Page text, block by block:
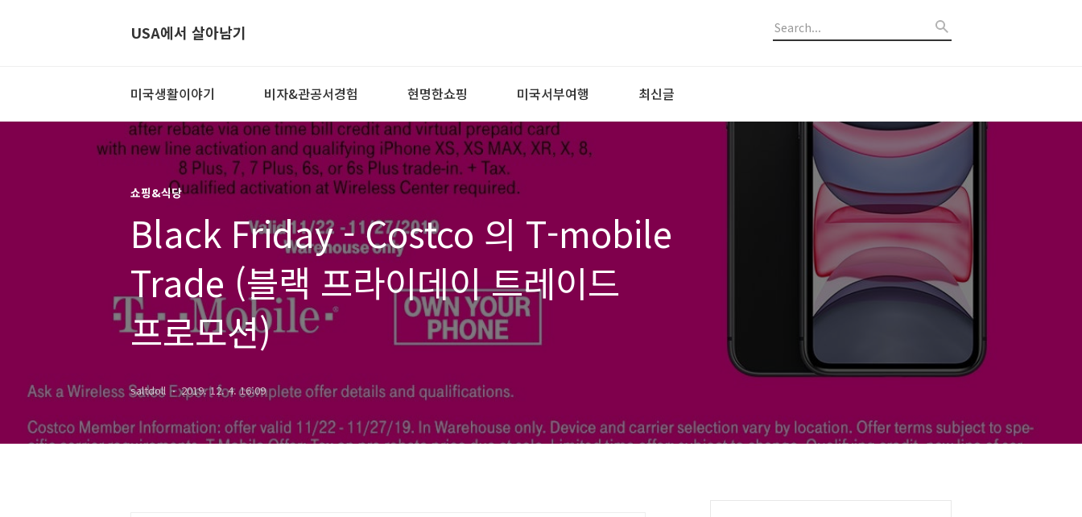
USA에서 살아남기
미국생활이야기 비자&관공서경험 현명한쇼핑 미국서부여행 최신글
쇼핑&식당
Black Friday - Costco 의 T-mobile
Trade (블랙 프라이데이 트레이드
프로모션)
saltdoll 2019. 12. 4. 16:09